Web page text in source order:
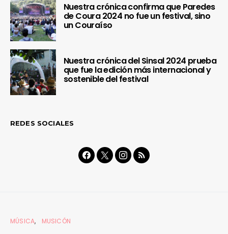
Nuestra crónica confirma que Paredes
de Coura 2024 no fue un festival, sino
un Couraíso
Nuestra crónica del Sinsal 2024 prueba
que fue la edición más internacional y
sostenible del festival
REDES SOCIALES
MÚSICA MUSICÓN